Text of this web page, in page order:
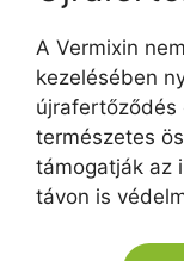
A Vermixin
kezelésében
újrafertőződés
természetes
támogatják az
távon is